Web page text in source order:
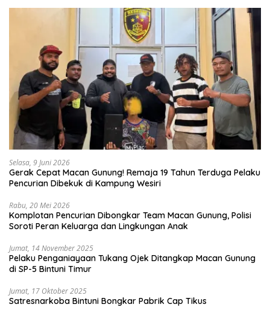
Selasa, 9 Juni 2026
Gerak Cepat Macan Gunung! Remaja 19 Tahun Terduga Pelaku
Pencurian Dibekuk di Kampung Wesiri
Rabu, 20 Mei 2026
Komplotan Pencurian Dibongkar Team Macan Gunung, Polisi
Soroti Peran Keluarga dan Lingkungan Anak
Jumat, 14 November 2025
Pelaku Penganiayaan Tukang Ojek Ditangkap Macan Gunung
di SP-5 Bintuni Timur
Jumat, 17 Oktober 2025
Satresnarkoba Bintuni Bongkar Pabrik Cap Tikus